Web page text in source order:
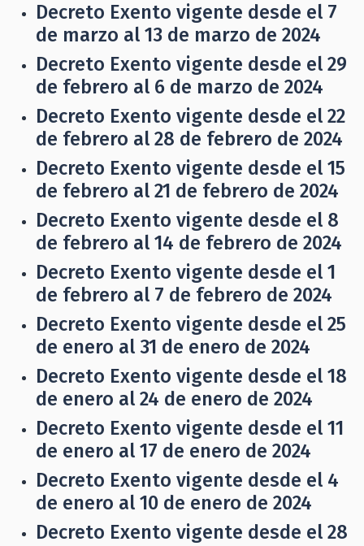
Decreto Exento vigente desde el 7
de marzo al 13 de marzo de 2024
Decreto Exento vigente desde el 29
de febrero al 6 de marzo de 2024
Decreto Exento vigente desde el 22
de febrero al 28 de febrero de 2024
Decreto Exento vigente desde el 15
de febrero al 21 de febrero de 2024
Decreto Exento vigente desde el 8
de febrero al 14 de febrero de 2024
Decreto Exento vigente desde el 1
de febrero al 7 de febrero de 2024
Decreto Exento vigente desde el 25
de enero al 31 de enero de 2024
Decreto Exento vigente desde el 18
de enero al 24 de enero de 2024
Decreto Exento vigente desde el 11
de enero al 17 de enero de 2024
Decreto Exento vigente desde el 4
de enero al 10 de enero de 2024
Decreto Exento vigente desde el 28